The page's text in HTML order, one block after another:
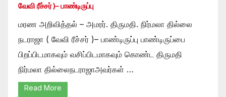
வேவி ரீச்சர் )– பாண்டிருப்பு
மரண அறிவித்தல் – அமரர். திருமதி. நிர்மலா தில்லை
நடராஜா ( வேவி ரீச்சர் )– பாண்டிருப்பு பாண்டிருப்பை
பிறப்பிடமாகவும் வசிப்பிடமாகவும் கொண்ட திருமதி
நிர்மலா தில்லைநடராஜாஅவர்கள் …
Read More